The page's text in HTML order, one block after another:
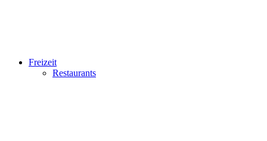
Freizeit
Restaurants